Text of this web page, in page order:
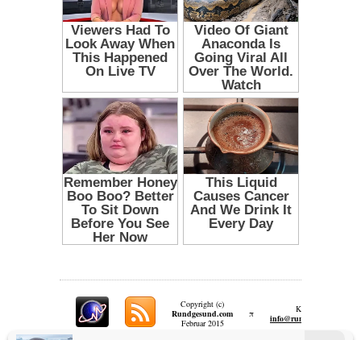
Copyright (c)
Rundgesund.com
Februar 2015
π
Kontakt:
info@rundgesund.com